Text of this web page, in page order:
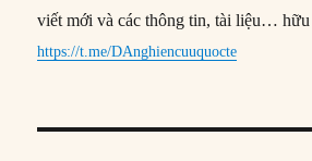
viết mới và các thông tin, tài liệu… hữu
https://t.me/DAnghiencuuquocte